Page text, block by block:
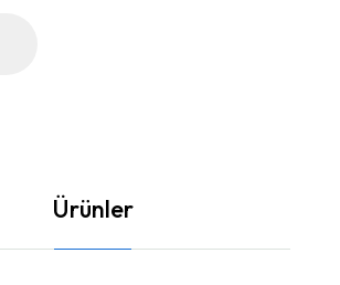
Ürünler